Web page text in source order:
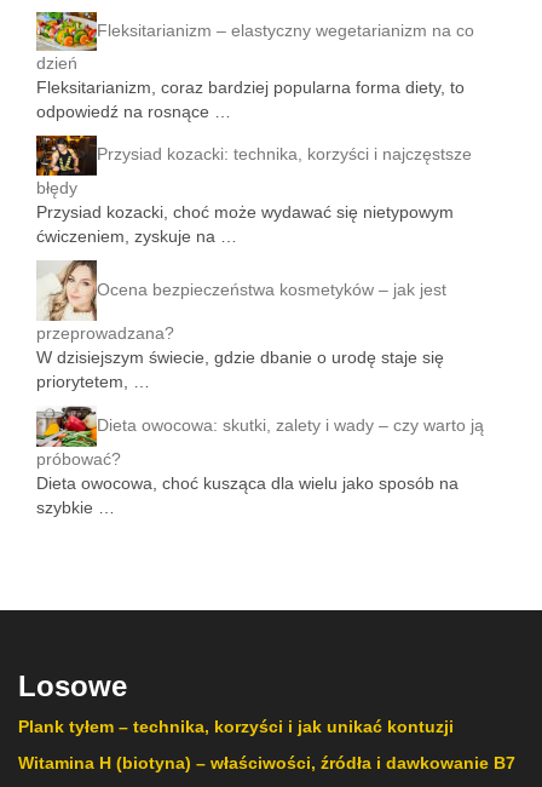
Fleksitarianizm – elastyczny wegetarianizm na co
dzień
Fleksitarianizm, coraz bardziej popularna forma diety, to
odpowiedź na rosnące …
Przysiad kozacki: technika, korzyści i najczęstsze
błędy
Przysiad kozacki, choć może wydawać się nietypowym
ćwiczeniem, zyskuje na …
Ocena bezpieczeństwa kosmetyków – jak jest
przeprowadzana?
W dzisiejszym świecie, gdzie dbanie o urodę staje się
priorytetem, …
Dieta owocowa: skutki, zalety i wady – czy warto ją
próbować?
Dieta owocowa, choć kusząca dla wielu jako sposób na
szybkie …
Losowe
Plank tyłem – technika, korzyści i jak unikać kontuzji
Witamina H (biotyna) – właściwości, źródła i dawkowanie B7